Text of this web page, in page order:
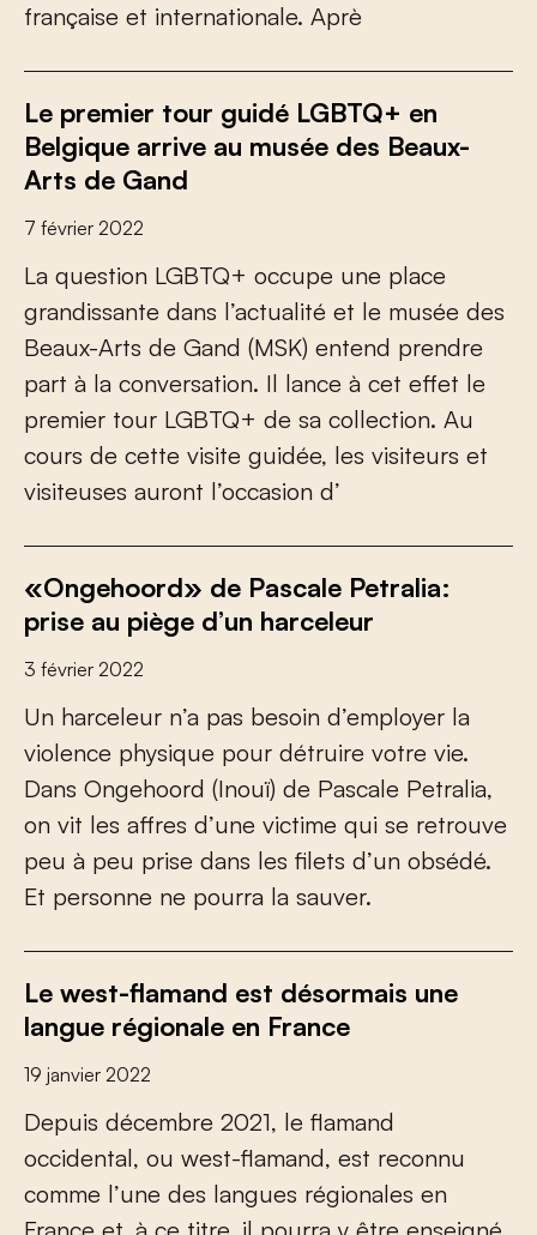
française et internationale. Aprè
Le premier tour guidé LGBTQ+ en
Belgique arrive au musée des Beaux-
Arts de Gand
7 février 2022
La question LGBTQ+ occupe une place
grandissante dans l’actualité et le musée des
Beaux-Arts de Gand (MSK) entend prendre
part à la conversation. Il lance à cet effet le
premier tour LGBTQ+ de sa collection. Au
cours de cette visite guidée, les visiteurs et
visiteuses auront l’occasion d’
«Ongehoord» de Pascale Petralia:
prise au piège d’un harceleur
3 février 2022
Un harceleur n’a pas besoin d’employer la
violence physique pour détruire votre vie.
Dans Ongehoord (Inouï) de Pascale Petralia,
on vit les affres d’une victime qui se retrouve
peu à peu prise dans les filets d’un obsédé.
Et personne ne pourra la sauver.
Le west-flamand est désormais une
langue régionale en France
19 janvier 2022
Depuis décembre 2021, le flamand
occidental, ou west-flamand, est reconnu
comme l’une des langues régionales en